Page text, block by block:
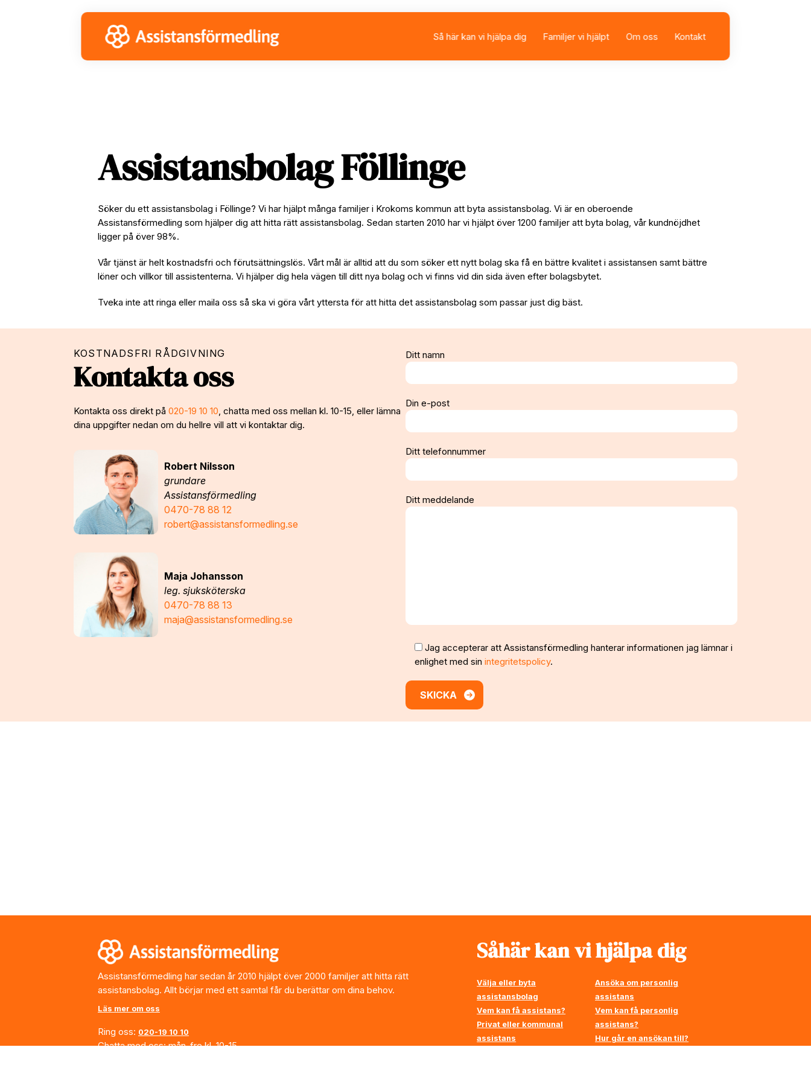
Så här kan vi hjälpa dig
Familjer vi hjälpt Om oss Kontakt
Assistansbolag Föllinge
Söker du ett assistansbolag i Föllinge? Vi har hjälpt många familjer i Krokoms kommun att byta assistansbolag. Vi är en oberoende
Assistansförmedling som hjälper dig att hitta rätt assistansbolag. Sedan starten 2010 har vi hjälpt över 1200 familjer att byta bolag, vår kundnöjdhet
ligger på över 98%.
Vår tjänst är helt kostnadsfri och förutsättningslös. Vårt mål är alltid att du som söker ett nytt bolag ska få en bättre kvalitet i assistansen samt bättre
löner och villkor till assistenterna. Vi hjälper dig hela vägen till ditt nya bolag och vi finns vid din sida även efter bolagsbytet.
Tveka inte att ringa eller maila oss så ska vi göra vårt yttersta för att hitta det assistansbolag som passar just dig bäst.
KOSTNADSFRI RÅDGIVNING
Kontakta oss
Kontakta oss direkt på 020-19 10 10 , chatta med oss mellan kl. 10-15, eller lämna
dina uppgifter nedan om du hellre vill att vi kontaktar dig.
Robert Nilsson
grundare
Assistansförmedling
0470-78 88 12
robert@assistansformedling.se
Maja Johansson
leg. sjuksköterska
0470-78 88 13
maja@assistansformedling.se
Ditt namn
Din e-post
Ditt telefonnummer
Ditt meddelande
Jag accepterar att Assistansförmedling hanterar informationen jag lämnar i
enlighet med sin integritetspolicy.
Assistansförmedling har sedan år 2010 hjälpt över 2000 familjer att hitta rätt
assistansbolag. Allt börjar med ett samtal får du berättar om dina behov.
Läs mer om oss
Ring oss: 020-19 10 10
Chatta med oss: mån-fre kl. 10-15
Såhär kan vi hjälpa dig
Välja eller byta
assistansbolag
Vem kan få assistans?
Privat eller kommunal
assistans
Ansöka om personlig
assistans
Vem kan få personlig
assistans?
Hur går en ansökan till?